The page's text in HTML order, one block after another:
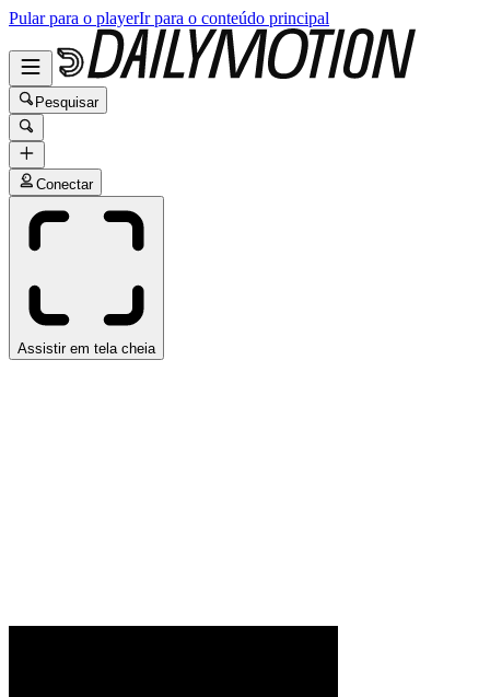
Pular para o playerIr para o conteúdo principal
Pesquisar
Conectar
Assistir em tela cheia